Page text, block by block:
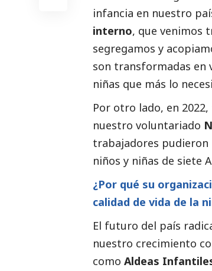
infancia en nuestro
interno, que venimos
segregamos y
son transformadas en
niñas que más lo
Por otro lado, en
nuestro voluntariado
trabajadores pudieron
niños y niñas de siete
¿Por qué su
calidad de vida de la
El futuro del país
nuestro crecimiento
como Aldeas